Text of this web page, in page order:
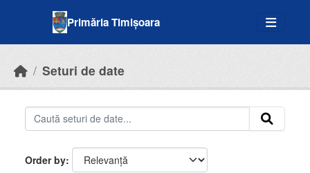
Primăria Timișoara
Seturi de date
Order by